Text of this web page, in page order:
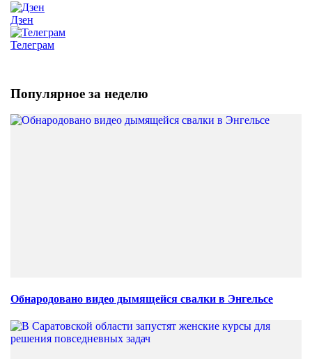
Дзен
Телеграм
Популярное за неделю
Обнародовано видео дымящейся свалки в Энгельсе